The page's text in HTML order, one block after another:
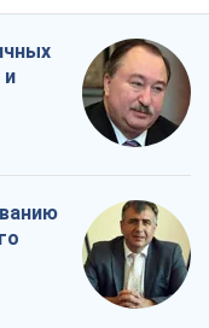
и